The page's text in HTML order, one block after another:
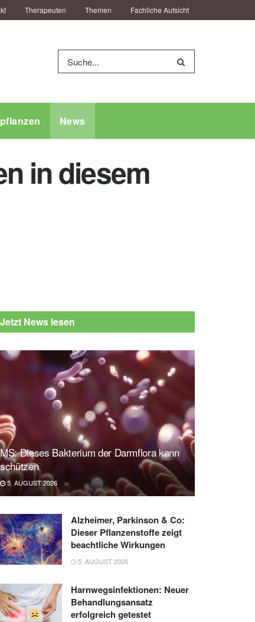
Therapeuten Themen Fachliche Aufsicht
News
in diesem
Jetzt News lesen
MS: Dieses Bakterium der Darmflora kann
schützen
5. AUGUST 2026
Alzheimer, Parkinson & Co:
Dieser Pflanzenstoffe zeigt
beachtliche Wirkungen
5. AUGUST 2026
Harnwegsinfektionen: Neuer
Behandlungsansatz
erfolgreich getestet